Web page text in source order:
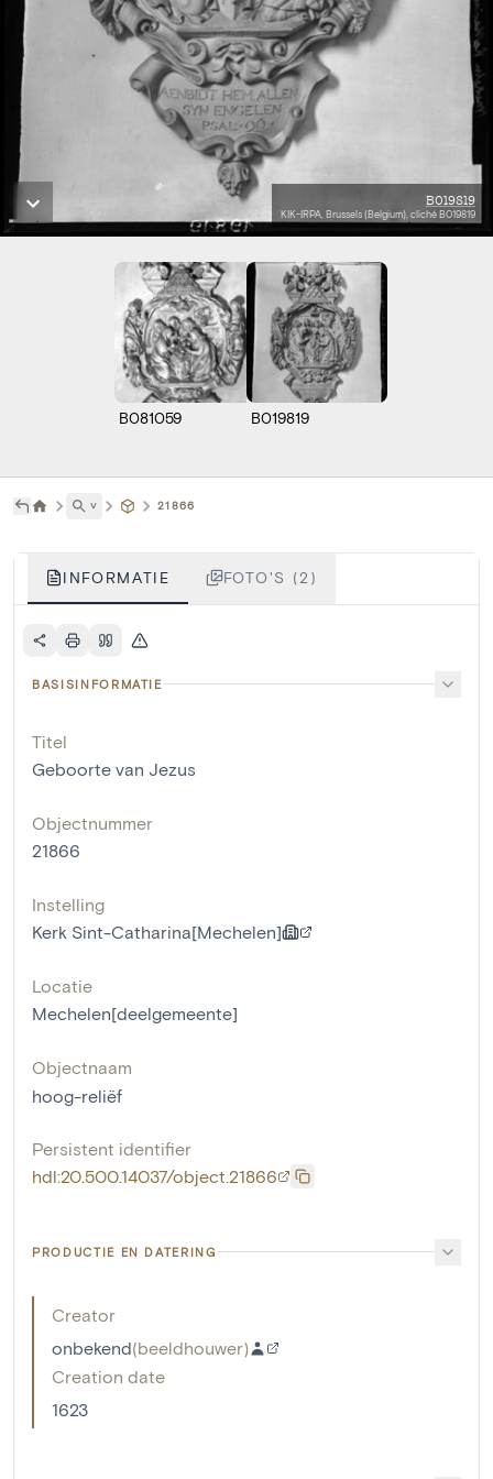
B019819
KIK-IRPA, Brussels (Belgium), cliché B019819
B081059 B019819
˅ 21866
INFORMATIE FOTO'S (2)
BASISINFORMATIE
Titel
Geboorte van Jezus
Objectnummer
21866
Instelling
Kerk Sint-Catharina[Mechelen]
Locatie
Mechelen[deelgemeente]
Objectnaam
hoog-reliëf
Persistent identifier
hdl:20.500.14037/object.21866
PRODUCTIE EN DATERING
Creator
onbekend(beeldhouwer)
Creation date
1623